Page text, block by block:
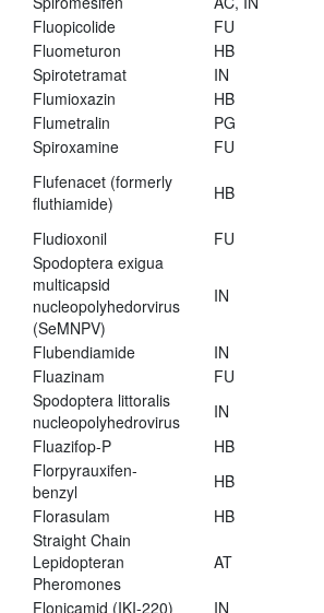
Fluopicolide
FU
Fluometuron
HB
Spirotetramat
IN
Flumioxazin
HB
Flumetralin
PG
Spiroxamine
FU
Flufenacet (formerly
fluthiamide)
HB
Fludioxonil
FU
Spodoptera exigua
multicapsid
nucleopolyhedorvirus
(SeMNPV)
IN
Flubendiamide IN
Fluazinam
FU
Spodoptera littoralis
nucleopolyhedrovirus
IN
Fluazifop-P
HB
Florpyrauxifen-
benzyl
HB
Florasulam
HB
Straight Chain
Lepidopteran
Pheromones
AT
Flonicamid (IKI-220) IN